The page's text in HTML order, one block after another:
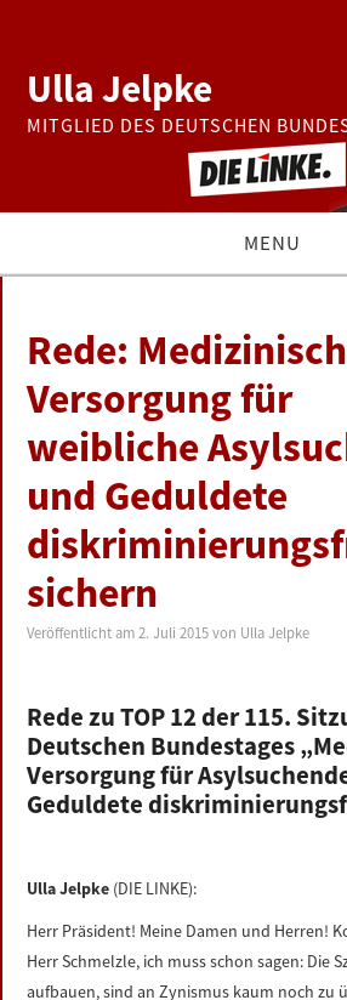
Ulla Jelpke
MITGLIED DES DEUTSCHEN
MENU
BUNDESTAG
PRESSE
ZUR PERSON
LINKS
DATENSCHUTZERKLÄRUNG
Rede:
Versorgung für
weibliche
und Geduldete
sichern
Veröffentlicht am2. Juli 2015 von Ulla Jelpke
Rede zu TOP 12 der 115.
Deutschen Bundestages
Versorgung für
Geduldete
Ulla Jelpke (DIE LINKE):
Herr Präsident! Meine Damen und Herren!
Herr Schmelzle, ich muss schon sagen: Die
aufbauen, sind an Zynismus kaum noch zu